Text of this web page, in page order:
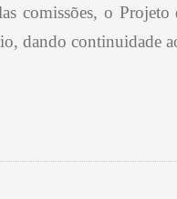
comissões, o
dando continuidade